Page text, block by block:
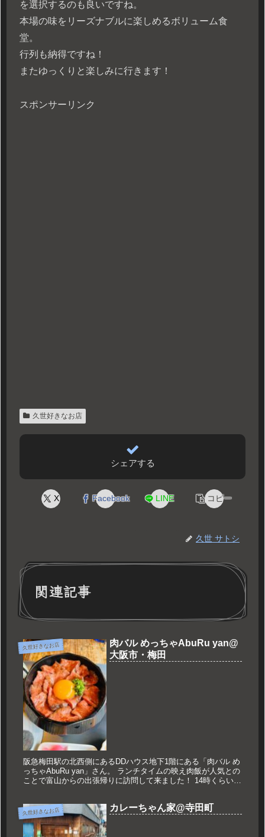
を選択するのも良いですね。
本場の味をリーズナブルに楽しめるボリューム食
堂。
行列も納得ですね！
またゆっくりと楽しみに行きます！
スポンサーリンク
久世好きなお店
シェアする
X Facebook LINE コピー
久世 サトシ
関連記事
久世好きなお店
肉バル めっちゃAbuRu yan@
大阪市・梅田
阪急梅田駅の北西側にあるDDハウス地下1階にある「肉バル め
っちゃAbuRu yan」さん。 ランチタイムの映え肉飯が人気との
ことで富山からの出張帰りに訪問して来ました！ 14時くらいに
久世好きなお店 カレーちゃん家@寺田町